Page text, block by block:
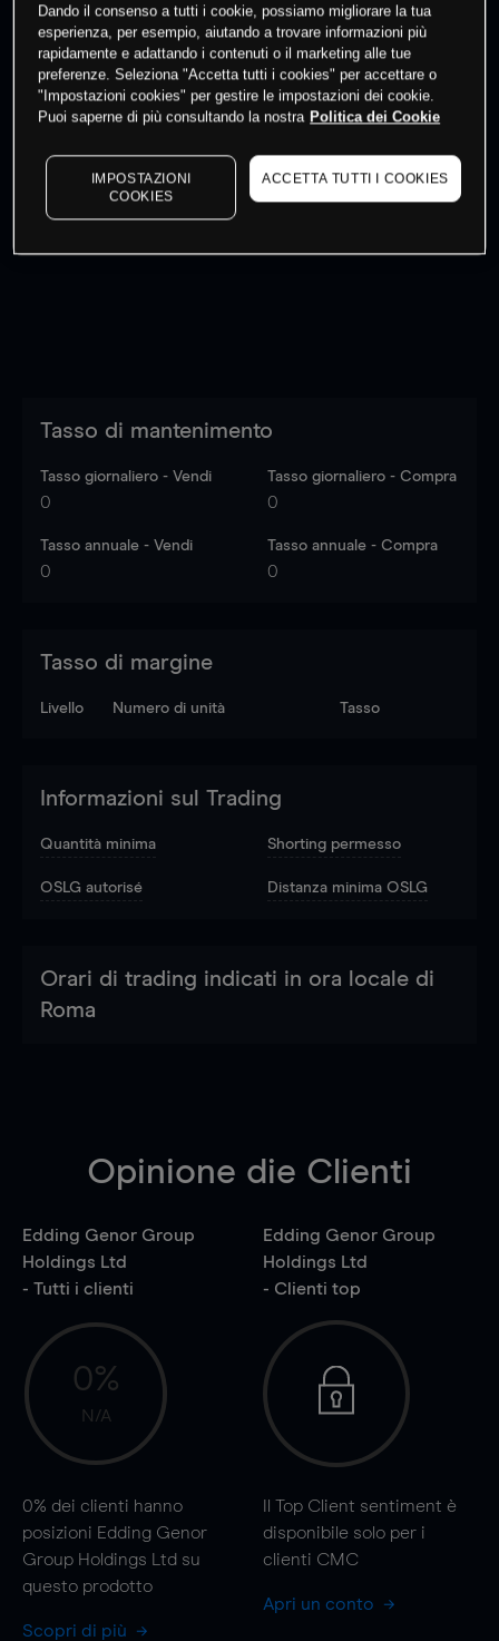
Fai trading
I prezzi sono solo indicativi.
Tasso di mantenimento
Tasso giornaliero - Vendi
0
Tasso giornaliero - Compra
0
Tasso annuale - Vendi
0
Tasso annuale - Compra
0
Tasso di margine
Livello Numero di unità Tasso
Informazioni sul Trading
Quantità minima Shorting permesso
OSLG autorisé Distanza minima OSLG
Orari di trading indicati in ora locale di
Roma
Opinione die Clienti
Edding Genor Group
Holdings Ltd
- Tutti i clienti
0%
N/A
0% dei clienti hanno
posizioni Edding Genor
Group Holdings Ltd su
questo prodotto
Scopri di più
Edding Genor Group
Holdings Ltd
- Clienti top
Il Top Client sentiment è
disponibile solo per i
clienti CMC
Apri un conto
Dando il consenso a tutti i cookie, possiamo migliorare la tua
esperienza, per esempio, aiutando a trovare informazioni più
rapidamente e adattando i contenuti o il marketing alle tue
preferenze. Seleziona "Accetta tutti i cookies" per accettare o
"Impostazioni cookies" per gestire le impostazioni dei cookie.
Puoi saperne di più consultando la nostra Politica dei Cookie
IMPOSTAZIONI
COOKIES
ACCETTA TUTTI I COOKIES